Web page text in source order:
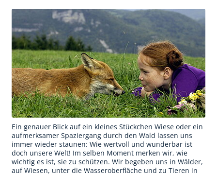
Filmlexikon
Lernfilme
Favoriten
Für Erwachsene
Redaktion
Downloads
Partner
Ein genauer Blick auf ein kleines Stückchen Wiese oder ein
aufmerksamer Spaziergang durch den Wald lassen uns
immer wieder staunen: Wie wertvoll und wunderbar ist
doch unsere Welt! Im selben Moment merken wir, wie
wichtig es ist, sie zu schützen. Wir begeben uns in Wälder,
auf Wiesen, unter die Wasseroberfläche und zu Tieren in